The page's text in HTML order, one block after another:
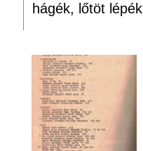
hágék, lőtöt lépék